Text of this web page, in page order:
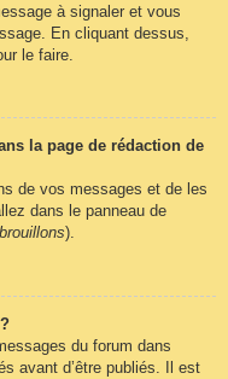
à signaler et vous
En cliquant dessus,
le faire.
la page de rédaction de
de vos messages et de les
dans le panneau de
).
du forum dans
avant d’être publiés. Il est